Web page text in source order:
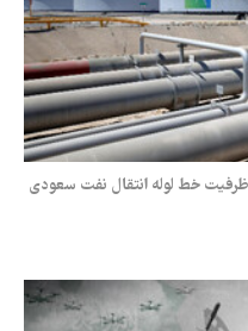
ظرفیت خط لوله انتقال نفت سعودی